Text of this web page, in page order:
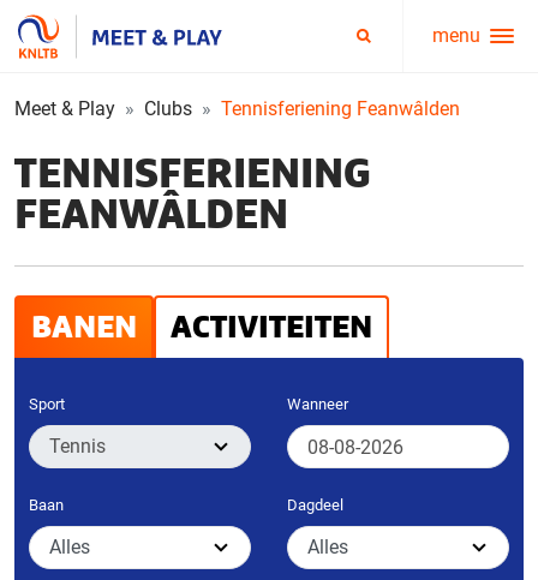
Service
menu
menu
Meet & Play Clubs Tennisferiening Feanwâlden
TENNISFERIENING
FEANWÂLDEN
BANEN ACTIVITEITEN
Sport Wanneer
Baan Dagdeel